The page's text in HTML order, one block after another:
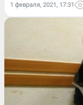
1 февраля, 2021, 17:31